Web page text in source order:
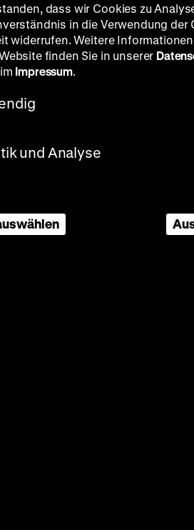
P:
zu
die
der
die
dass wir Cookies zu
in die Verwendung der
widerrufen. Weitere
finden Sie in unserer
Impressum.
und Analyse